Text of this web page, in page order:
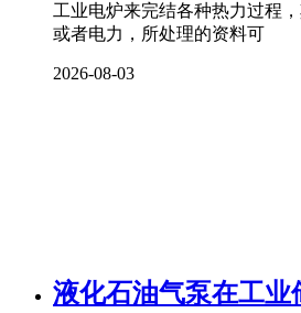
工业电炉来完结各种热力过程
或者电力，所处理的资料可
2026-08-03
液化石油气泵在工业